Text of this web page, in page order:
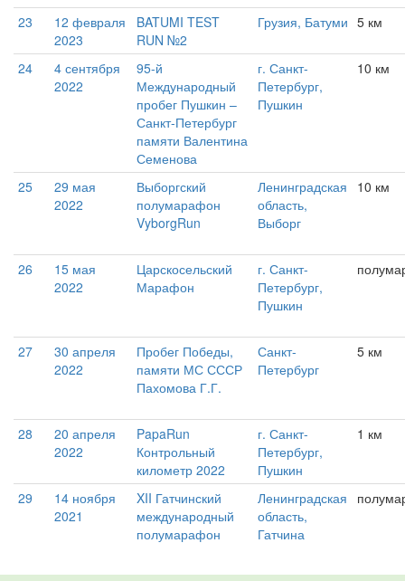
23
12 февраля
2023
BATUMI TEST
RUN №2
Грузия, Батуми 5 км
24
4 сентября
2022
95-й
Международный
пробег Пушкин –
Санкт-Петербург
памяти Валентина
Семенова
г. Санкт-
Петербург,
Пушкин
10 км
25
29 мая
2022
Выборгский
полумарафон
VyborgRun
Ленинградская
область,
Выборг
10 км
26
15 мая
2022
Царскосельский
Марафон
г. Санкт-
Петербург,
Пушкин
27
30 апреля
2022
Пробег Победы,
памяти МС СССР
Пахомова Г.Г.
Санкт-
Петербург
5 км
28
20 апреля
2022
PapaRun
Контрольный
километр 2022
г. Санкт-
Петербург,
Пушкин
1 км
29
14 ноября
2021
XII Гатчинский
международный
полумарафон
Ленинградская
область,
Гатчина